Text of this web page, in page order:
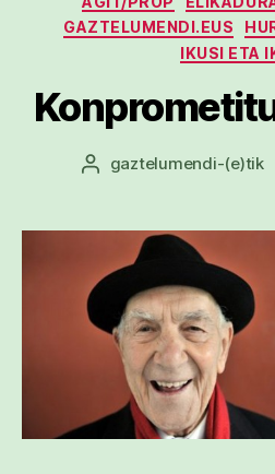
GAZTELUMENDI.EUS
IKUSI ETA
Argitalpenaren
gaztelumendi-(e)tik